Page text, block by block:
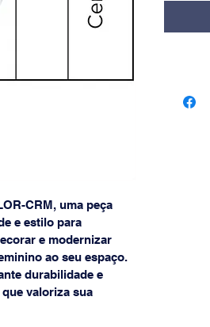
CRM, uma peça
e estilo para
e modernizar
ao seu espaço.
durabilidade e
valoriza sua